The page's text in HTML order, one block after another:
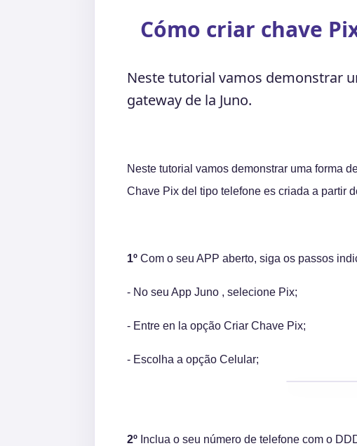
Cómo criar chave
Neste tutorial vamos demonstrar
gateway de la Juno.
Neste tutorial vamos demonstrar uma forma
Chave Pix del tipo telefone es criada a partir
1º Com o seu APP aberto, siga os passos
- No seu App Juno , selecione Pix;
- Entre en la opção Criar Chave Pix;
- Escolha a opção Celular;
2º Inclua o seu número de telefone com o